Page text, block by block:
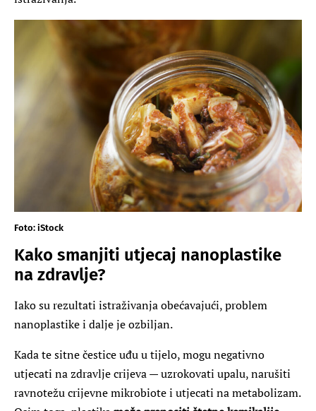
Foto: iStock
Kako smanjiti utjecaj nanoplastike
na zdravlje?
Iako su rezultati istraživanja obećavajući, problem
nanoplastike i dalje je ozbiljan.
Kada te sitne čestice uđu u tijelo, mogu negativno
utjecati na zdravlje crijeva — uzrokovati upalu, narušiti
ravnotežu crijevne mikrobiote i utjecati na metabolizam.